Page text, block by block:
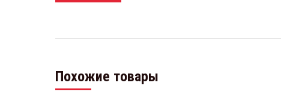
Похожие товары